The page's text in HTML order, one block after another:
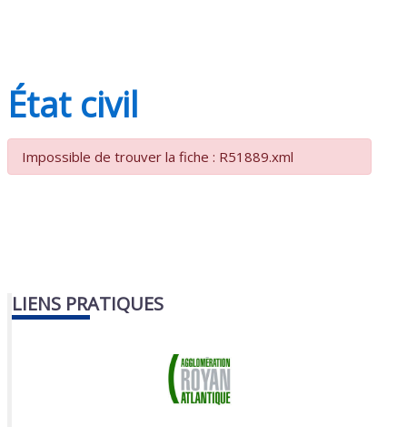
État civil
Impossible de trouver la fiche : R51889.xml
LIENS PRATIQUES